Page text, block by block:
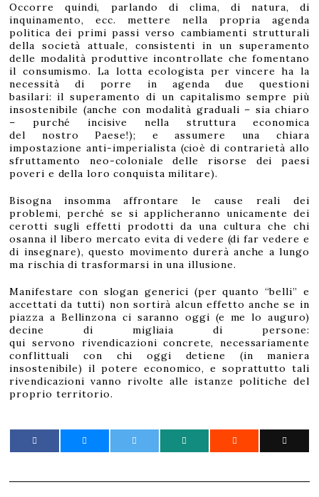
Occorre quindi, parlando di clima, di natura, di
inquinamento, ecc. mettere nella propria agenda
politica dei primi passi verso cambiamenti strutturali
della società attuale, consistenti in un superamento
delle modalità produttive incontrollate che fomentano
il consumismo. La lotta ecologista per vincere ha la
necessità di porre in agenda due questioni
basilari: il superamento di un capitalismo sempre più
insostenibile (anche con modalità graduali – sia chiaro
– purché incisive nella struttura economica
del nostro Paese!); e assumere una chiara
impostazione anti-imperialista (cioè di contrarietà allo
sfruttamento neo-coloniale delle risorse dei paesi
poveri e della loro conquista militare).
Bisogna insomma affrontare le cause reali dei
problemi, perché se si applicheranno unicamente dei
cerotti sugli effetti prodotti da una cultura che chi
osanna il libero mercato evita di vedere (di far vedere e
di insegnare), questo movimento durerà anche a lungo
ma rischia di trasformarsi in una illusione.
Manifestare con slogan generici (per quanto “belli” e
accettati da tutti) non sortirà alcun effetto anche se in
piazza a Bellinzona ci saranno oggi (e me lo auguro)
decine di migliaia di persone:
qui servono rivendicazioni concrete, necessariamente
conflittuali con chi oggi detiene (in maniera
insostenibile) il potere economico, e soprattutto tali
rivendicazioni vanno rivolte alle istanze politiche del
proprio territorio.